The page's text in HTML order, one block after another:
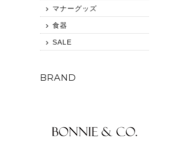
マナーグッズ
食器
SALE
BRAND